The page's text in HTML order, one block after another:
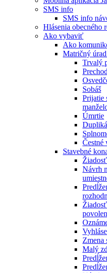
SMS info
SMS info
Hlásenia obecného
Ako vybaviť
Ako
Matričný
Trvalý
Sobáš
Prijatie
Úmrtie
Čestné
Stavebné
Návrh
Zmena
Malý